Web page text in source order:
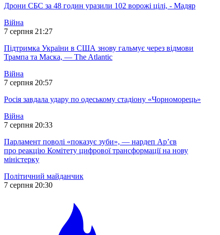
Дрони СБС за 48 годин уразили 102 ворожі цілі, - Мадяр
Війна
7 серпня 21:27
Підтримка України в США знову гальмує через відмови
Трампа та Маска, — The Atlantic
Війна
7 серпня 20:57
Росія завдала удару по одеському стадіону «Чорноморець»
Війна
7 серпня 20:33
Парламент поволі «показує зуби», — нардеп Ар’єв
про реакцію Комітету цифрової трансформації на нову
міністерку
Політичний майданчик
7 серпня 20:30